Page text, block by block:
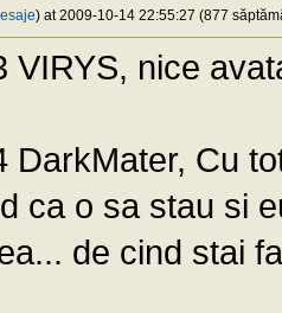
) at 2009-10-14 22:55:27 (877
VIRYS, nice
DarkMater, Cu
ca o sa stau si
de cind stai